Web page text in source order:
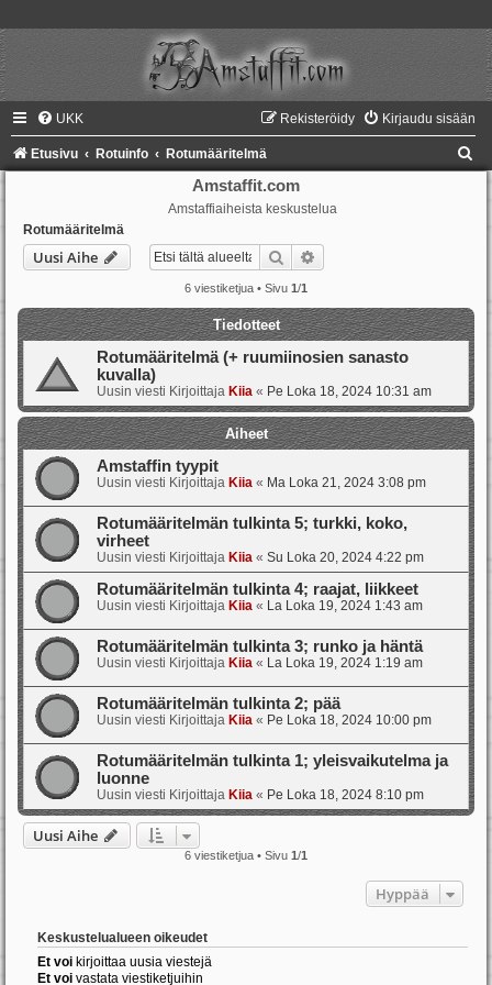
UKK Kirjaudu sisään
Rekisteröidy
Etusivu Rotuinfo Rotumääritelmä
Amstaffit.com
Amstaffiaiheista keskustelua
Rotumääritelmä
Uusi Aihe Etsi
6 viestiketjua • Sivu 1/1
Tiedotteet
Rotumääritelmä (+ ruumiinosien sanasto
kuvalla)
Uusin viesti Kirjoittaja Kiia « Pe Loka 18, 2024 10:31 am
Aiheet
Amstaffin tyypit
Uusin viesti Kirjoittaja Kiia « Ma Loka 21, 2024 3:08 pm
Rotumääritelmän tulkinta 5; turkki, koko,
virheet
Uusin viesti Kirjoittaja Kiia « Su Loka 20, 2024 4:22 pm
Rotumääritelmän tulkinta 4; raajat, liikkeet
Uusin viesti Kirjoittaja Kiia « La Loka 19, 2024 1:43 am
Rotumääritelmän tulkinta 3; runko ja häntä
Uusin viesti Kirjoittaja Kiia « La Loka 19, 2024 1:19 am
Rotumääritelmän tulkinta 2; pää
Uusin viesti Kirjoittaja Kiia « Pe Loka 18, 2024 10:00 pm
Rotumääritelmän tulkinta 1; yleisvaikutelma ja
luonne
Uusin viesti Kirjoittaja Kiia « Pe Loka 18, 2024 8:10 pm
Uusi Aihe
6 viestiketjua • Sivu 1/1
Hyppää
Keskustelualueen oikeudet
Et voi kirjoittaa uusia viestejä
Et voi vastata viestiketjuihin